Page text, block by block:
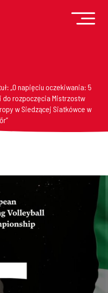
„O napięciu oczekiwania: 5
do rozpoczęcia Mistrzostw
w Siedzącej Siatkówce w